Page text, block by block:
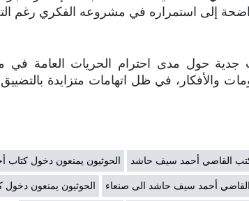
إلى استمراره في مشروعه الفكري رغم
جدية حول مدى احترام الحريات العامة في
والأفكار، في ظل اتهامات متزايدة
كتب القاضي أحمد سيف حاشد الحوثيون يمنعون دخول
القاضي أحمد سيف حاشد الى صنعاء الحوثيون يمنعون